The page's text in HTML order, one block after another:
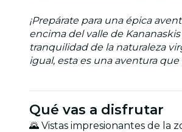
¡Prepárate para una épica
encima del valle de
tranquilidad de la naturaleza
igual, esta es una aventura
Qué vas a disfrutar
🌄 Vistas impresionantes de la